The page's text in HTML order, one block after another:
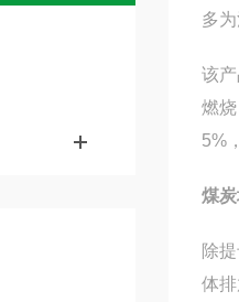
多
该
燃
5%
煤
除
体